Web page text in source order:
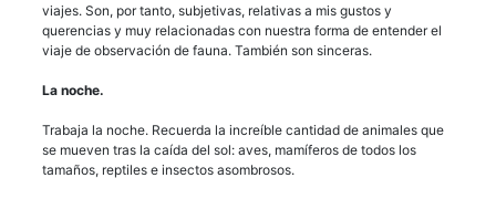
viajes. Son, por tanto, subjetivas, relativas a mis gustos y
querencias y muy relacionadas con nuestra forma de entender el
viaje de observación de fauna. También son sinceras.
La noche.
Trabaja la noche. Recuerda la increíble cantidad de animales que
se mueven tras la caída del sol: aves, mamíferos de todos los
tamaños, reptiles e insectos asombrosos.